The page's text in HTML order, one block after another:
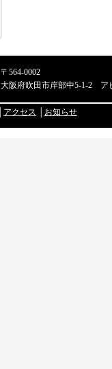
〒564-0002
大阪府吹田市岸部中5-1-2 ア
アクセス お知らせ